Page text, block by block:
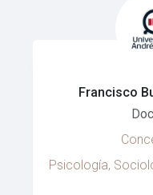
Francisco
Psicología,